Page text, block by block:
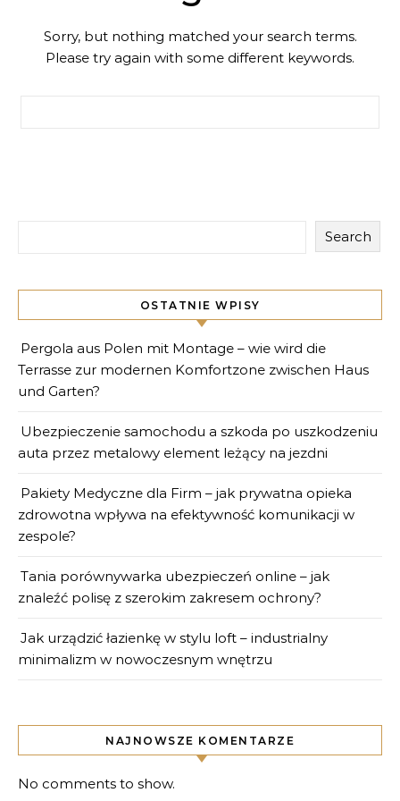
Sorry, but nothing matched your search terms.
Please try again with some different keywords.
Search
OSTATNIE WPISY
Pergola aus Polen mit Montage – wie wird die
Terrasse zur modernen Komfortzone zwischen Haus
und Garten?
Ubezpieczenie samochodu a szkoda po uszkodzeniu
auta przez metalowy element leżący na jezdni
Pakiety Medyczne dla Firm – jak prywatna opieka
zdrowotna wpływa na efektywność komunikacji w
zespole?
Tania porównywarka ubezpieczeń online – jak
znaleźć polisę z szerokim zakresem ochrony?
Jak urządzić łazienkę w stylu loft – industrialny
minimalizm w nowoczesnym wnętrzu
NAJNOWSZE KOMENTARZE
No comments to show.